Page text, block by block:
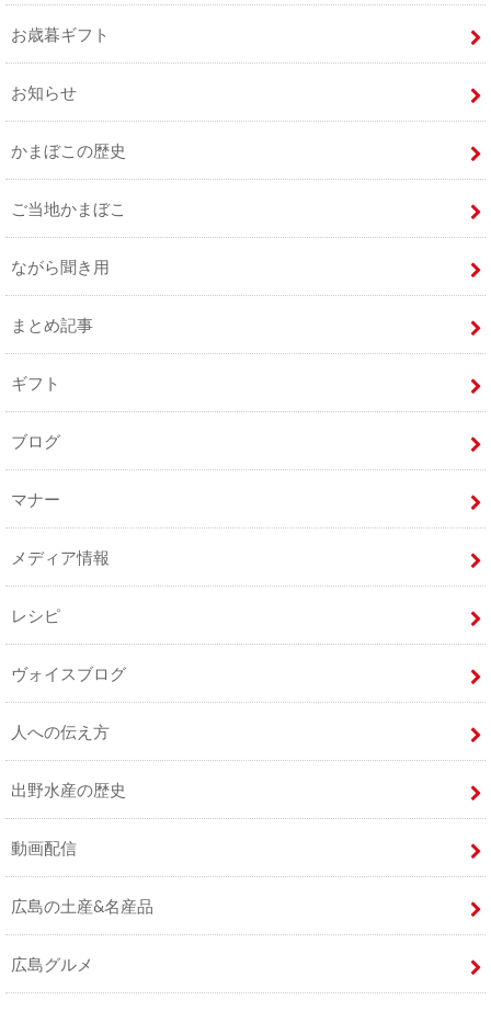
お歳暮ギフト
お知らせ
かまぼこの歴史
ご当地かまぼこ
ながら聞き用
まとめ記事
ギフト
ブログ
マナー
メディア情報
レシピ
ヴォイスブログ
人への伝え方
出野水産の歴史
動画配信
広島の土産&名産品
広島グルメ